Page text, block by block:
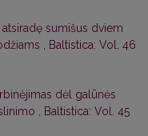
atsiradę sumišus dviem
, Baltistica: Vol. 46
dėl galūnės
, Baltistica: Vol. 45